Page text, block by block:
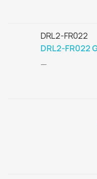
DRL2-FR022
DRL2-FR022
—